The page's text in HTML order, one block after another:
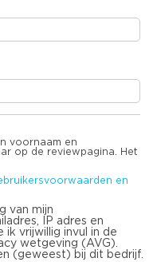
voornaam en
op de reviewpagina. Het
en
van mijn
IP adres en
vrijwillig invul in de
wetgeving (AVG).
(geweest) bij dit bedrijf.